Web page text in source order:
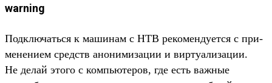
warning
Под­клю­чать­ся к машинам с HTB рекомен­дует­ся с при­
мене­нием средств ано­ними­зации и вир­туали­зации.
Не делай это­го с компь­юте­ров, где есть важ­ные